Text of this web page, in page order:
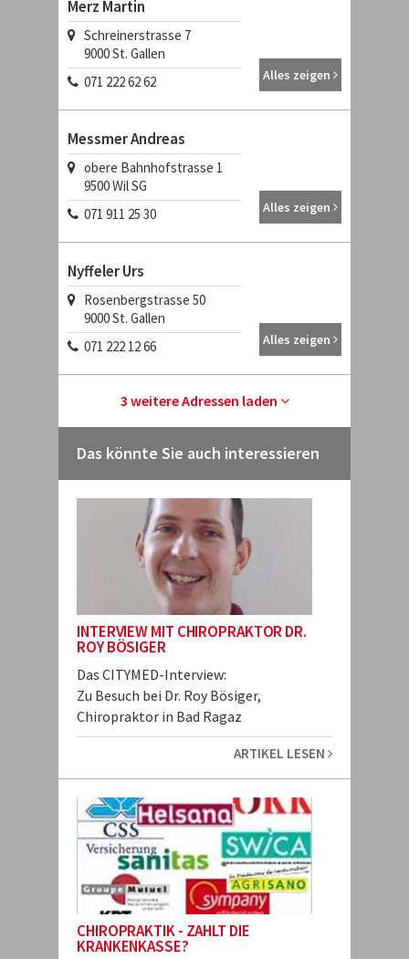
Merz Martin
Schreinerstrasse 7
9000St. Gallen
071 222 62 62
Alles zeigen
Messmer Andreas
obere Bahnhofstrasse 1
9500Wil SG
071 911 25 30
Alles zeigen
Nyffeler Urs
Rosenbergstrasse 50
9000St. Gallen
071 222 12 66
Alles zeigen
3 weitere Adressen laden
Das könnte Sie auch interessieren
INTERVIEW MIT CHIROPRAKTOR DR.
ROY BÖSIGER
Das CITYMED-Interview:
Zu Besuch bei Dr. Roy Bösiger,
Chiropraktor in Bad Ragaz
ARTIKEL LESEN
CHIROPRAKTIK - ZAHLT DIE
KRANKENKASSE?